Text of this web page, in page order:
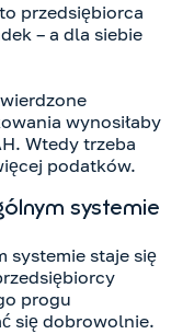
przedsiębiorca
– a dla siebie
wynosiłaby
Wtedy trzeba
podatków.
systemie
systemie staje się
progu
się dobrowolnie.